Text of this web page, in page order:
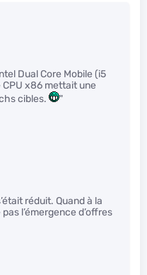
Dual Core Mobile (i5
x86 mettait une
cibles.
"
réduit. Quand à la
l’émergence d’offres